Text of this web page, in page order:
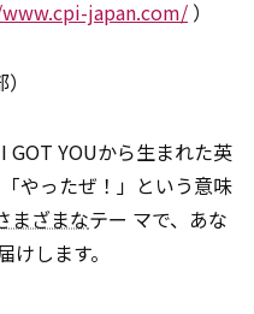
japan.com/ ）
GOT YOUから生まれた英
やったぜ！」という意味
まざまなテー マで、あな
します。